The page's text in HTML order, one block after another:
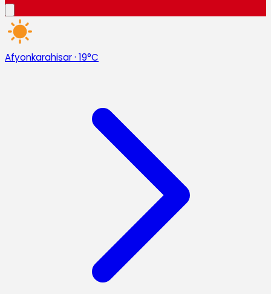
Afyonkarahisar· 19°C